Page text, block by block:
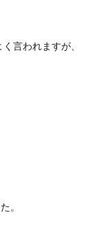
く言われますが、
。